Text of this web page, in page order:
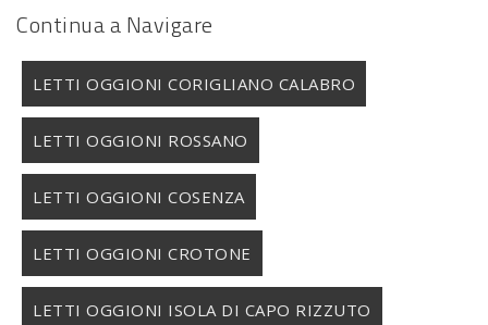
Continua a Navigare
LETTI OGGIONI CORIGLIANO CALABRO
LETTI OGGIONI ROSSANO
LETTI OGGIONI COSENZA
LETTI OGGIONI CROTONE
LETTI OGGIONI ISOLA DI CAPO RIZZUTO